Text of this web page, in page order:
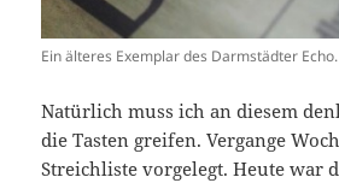
Ein älteres Exemplar des Darmstädter Echo.
Natürlich muss ich an diesem
die Tasten greifen. Vergange
Streichliste vorgelegt. Heute war